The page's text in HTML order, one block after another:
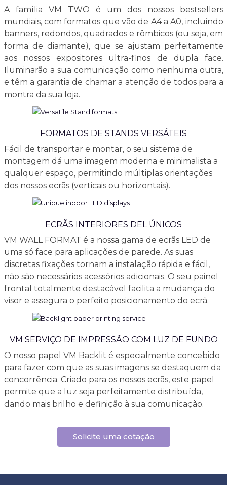
A família VM TWO é um dos nossos bestsellers
mundiais, com formatos que vão de A4 a A0, incluindo
banners, redondos, quadrados e rômbicos (ou seja, em
forma de diamante), que se ajustam perfeitamente
aos nossos expositores ultra-finos de dupla face.
Iluminarão a sua comunicação como nenhuma outra,
e têm a garantia de chamar a atenção de todos para a
montra da sua loja.
FORMATOS DE STANDS VERSÁTEIS
Fácil de transportar e montar, o seu sistema de
montagem dá uma imagem moderna e minimalista a
qualquer espaço, permitindo múltiplas orientações
dos nossos ecrãs (verticais ou horizontais).
ECRÃS INTERIORES DEL ÚNICOS
VM WALL FORMAT é a nossa gama de ecrãs LED de
uma só face para aplicações de parede. As suas
discretas fixações tornam a instalação rápida e fácil,
não são necessários acessórios adicionais. O seu painel
frontal totalmente destacável facilita a mudança do
visor e assegura o perfeito posicionamento do ecrã.
VM SERVIÇO DE IMPRESSÃO COM LUZ DE FUNDO
O nosso papel VM Backlit é especialmente concebido
para fazer com que as suas imagens se destaquem da
concorrência. Criado para os nossos ecrãs, este papel
permite que a luz seja perfeitamente distribuída,
dando mais brilho e definição à sua comunicação.
Solicite uma cotação